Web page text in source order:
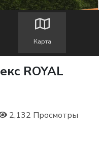
Карта
ROYAL
2,132 Просмотры